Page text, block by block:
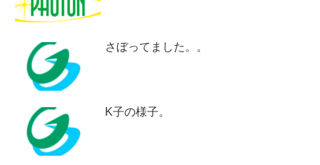
さぼってました。。
K子の様子。